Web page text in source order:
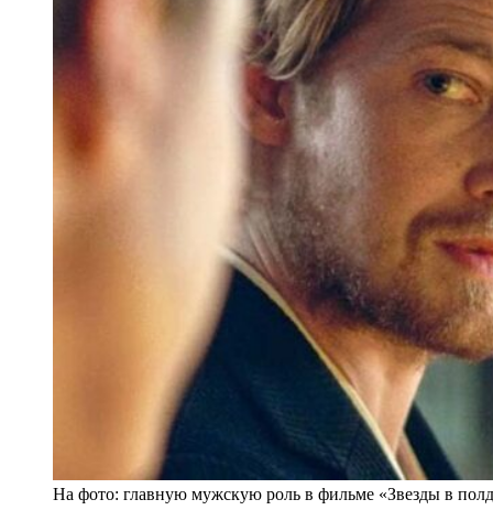
На фото: главную мужскую роль в фильме «Звезды в